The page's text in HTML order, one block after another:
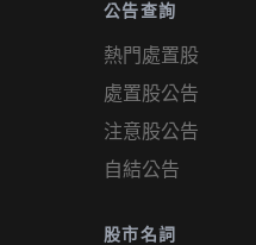
公告查詢
熱門處置股
處置股公告
注意股公告
自結公告
股市名詞